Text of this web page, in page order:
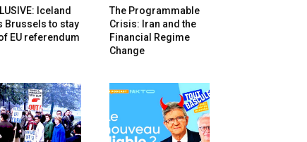
Iceland
Brussels to stay
EU referendum
The Programmable
Crisis: Iran and the
Financial Regime
Change